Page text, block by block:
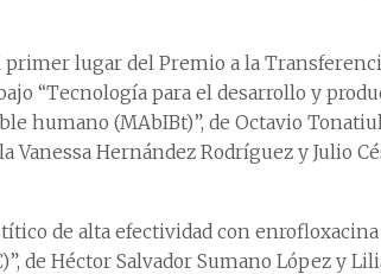
lugar del Premio a la
“Tecnología para el desarrollo y
humano (MAbIBt)”, de Octavio
Vanessa Hernández Rodríguez y Julio
de alta efectividad con
de Héctor Salvador Sumano López y